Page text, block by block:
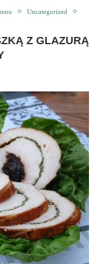
Uncategorized
Z GLAZURĄ